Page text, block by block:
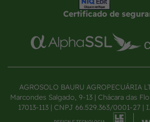
Certificado de
AGROSOLO BAURU AGROPECUÁRIA
Marcondes Salgado, 9-13 | Chácara das
17013-113 | CNPJ 66.529.363/0001-27 |